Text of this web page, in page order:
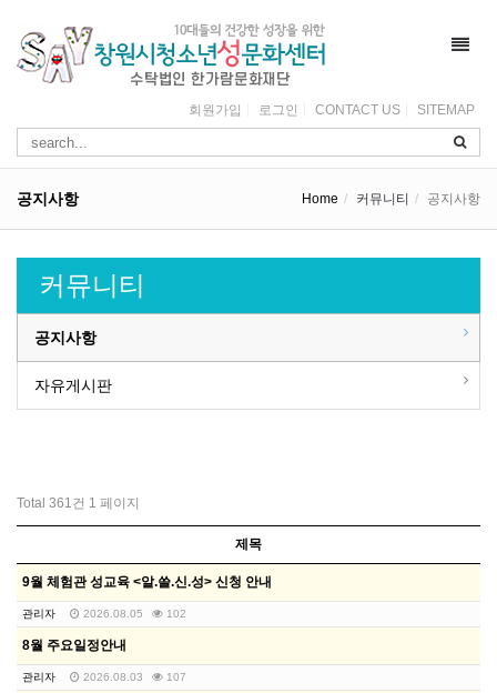
회원가입 로그인 CONTACT US SITEMAP
공지사항 Home 커뮤니티 공지사항
커뮤니티
공지사항
자유게시판
Total 361건 1 페이지
제목
9월 체험관 성교육 <알.쓸.신.성> 신청 안내
관리자 2026.08.05 102
8월 주요일정안내
관리자 2026.08.03 107